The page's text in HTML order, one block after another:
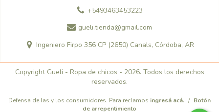
+5493463453223
gueli.tienda@gmail.com
Ingeniero Firpo 356 CP (2650) Canals, Córdoba, AR
Copyright Gueli - Ropa de chicos - 2026. Todos los derechos
reservados.
Defensa de las y los consumidores. Para reclamos ingresá acá. / Botón
de arrepentimiento